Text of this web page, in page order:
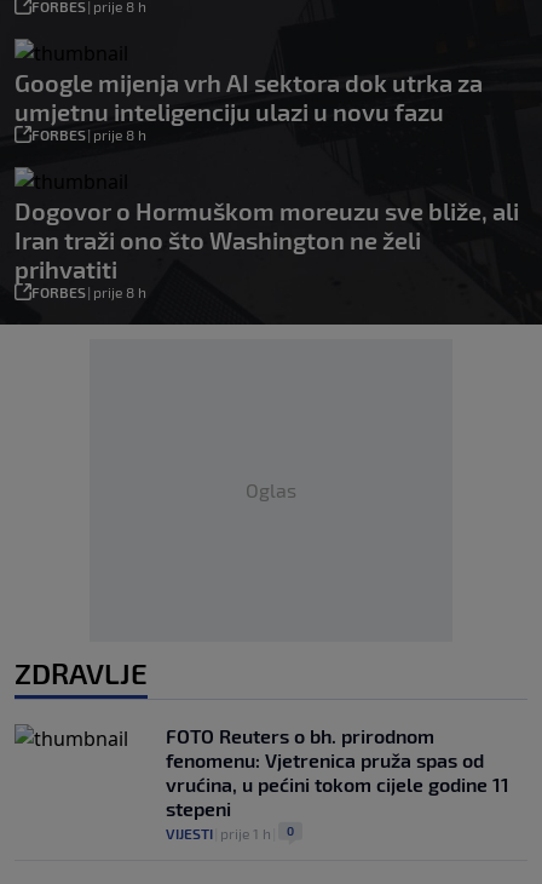
FORBES| prije 8 h
Google mijenja vrh AI sektora dok utrka za
umjetnu inteligenciju ulazi u novu fazu
FORBES| prije 8 h
Dogovor o Hormuškom moreuzu sve bliže, ali
Iran traži ono što Washington ne želi
prihvatiti
FORBES| prije 8 h
Oglas
ZDRAVLJE
FOTO Reuters o bh. prirodnom
fenomenu: Vjetrenica pruža spas od
vrućina, u pećini tokom cijele godine 11
stepeni
VIJESTI prije 1 h 0